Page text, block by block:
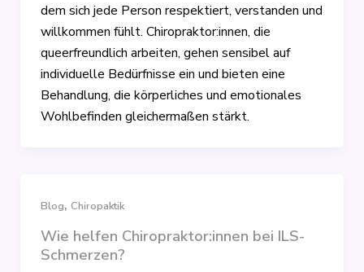
dem sich jede Person respektiert, verstanden und
willkommen fühlt. Chiropraktor:innen, die
queerfreundlich arbeiten, gehen sensibel auf
individuelle Bedürfnisse ein und bieten eine
Behandlung, die körperliches und emotionales
Wohlbefinden gleichermaßen stärkt.
Blog, Chiropaktik
Wie helfen Chiropraktor:innen bei ILS-
Schmerzen?